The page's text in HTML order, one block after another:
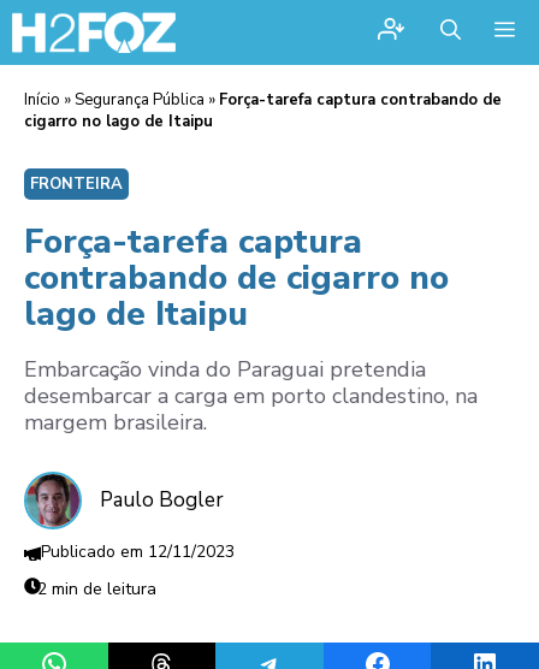
Início »Segurança Pública » Força-tarefa captura contrabando de
cigarro no lago de Itaipu
FRONTEIRA
Força-tarefa captura
contrabando de cigarro no
lago de Itaipu
Embarcação vinda do Paraguai pretendia
desembarcar a carga em porto clandestino, na
margem brasileira.
Paulo Bogler
12/11/2023
2 min de leitura
Share on WhatsAppShare on ThreadsShare on TelegramShare on Facebook